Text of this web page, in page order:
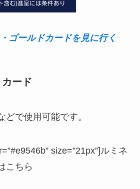
ゴールドカードを見に行く
ード
どで使用可能です。
size=”21px”]ルミネ
こちら